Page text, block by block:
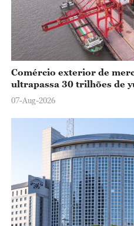
Comércio exterior de
ultrapassa 30 trilhões de
07-Aug-2026